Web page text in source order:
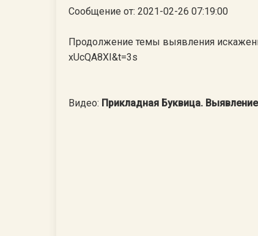
Сообщение от: 2021-02-26 07:19:00
Продолжение темы выявления
xUcQA8XI&t=3s
Видео: Прикладная Буквица.